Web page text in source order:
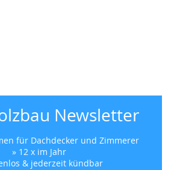
Newsletter
für Dachdecker und Zimmerer
» 12 x im Jahr
& jederzeit kündbar